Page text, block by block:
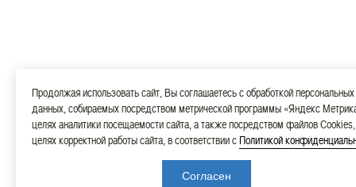
Продолжая использовать сайт, Вы соглашаетесь с обработкой персональных
данных, собираемых посредством метрической программы «Яндекс
целях аналитики посещаемости сайта, а также посредством файлов
целях корректной работы сайта, в соответствии сПолитикой
Согласен